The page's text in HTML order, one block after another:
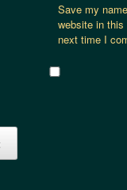
Save my
website in this
next time I